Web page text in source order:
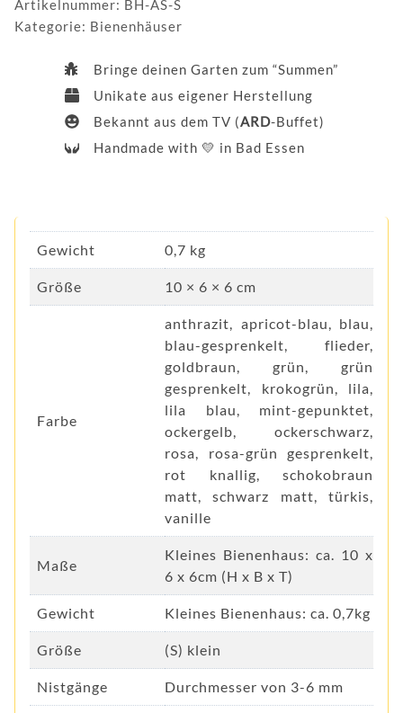
Artikelnummer: BH-AS-S
Kategorie: Bienenhäuser
Bringe deinen Garten zum “Summen”
Unikate aus eigener Herstellung
Bekannt aus dem TV (ARD-Buffet)
Handmade with 💛 in Bad Essen
Gewicht 0,7 kg
Größe 10 × 6 × 6 cm
Farbe
anthrazit, apricot-blau, blau,
blau-gesprenkelt, flieder,
goldbraun, grün, grün
gesprenkelt, krokogrün, lila,
lila blau, mint-gepunktet,
ockergelb, ockerschwarz,
rosa, rosa-grün gesprenkelt,
rot knallig, schokobraun
matt, schwarz matt, türkis,
vanille
Maße
Kleines Bienenhaus: ca. 10 x
6 x 6cm (H x B x T)
Gewicht Kleines Bienenhaus: ca. 0,7kg
Größe (S) klein
Nistgänge Durchmesser von 3-6 mm